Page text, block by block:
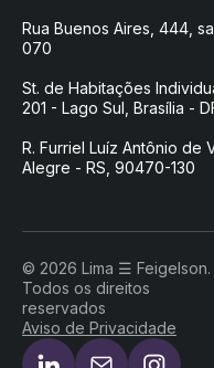
Rua Buenos Aires, 444,
070
St. de Habitações
201 - Lago Sul, Brasília -
R. Furriel Luíz Antônio de
Alegre - RS, 90470-130
© 2026 Lima ☰ Feigelson.
Todos os direitos
reservados
Aviso de Privacidade